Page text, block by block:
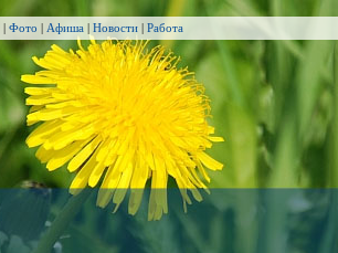
| Фото | Афиша | Новости | Работа